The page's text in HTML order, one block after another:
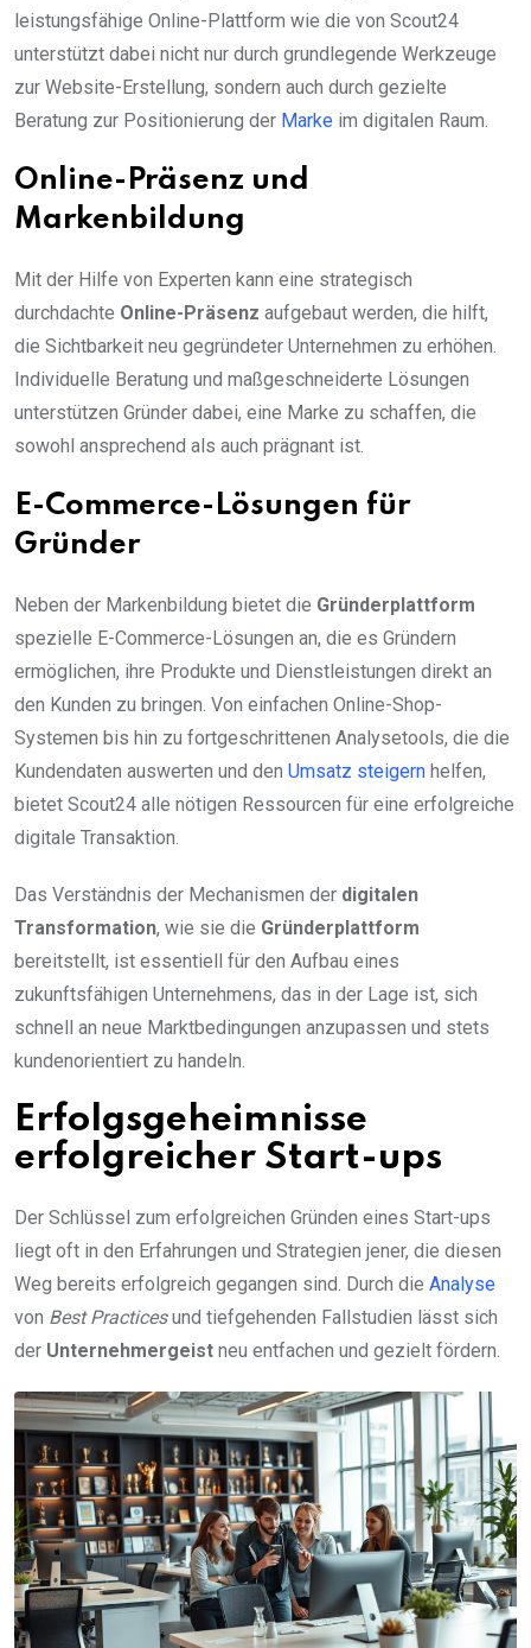
leistungsfähige Online-Plattform wie die von Scout24
unterstützt dabei nicht nur durch grundlegende Werkzeuge
zur Website-Erstellung, sondern auch durch gezielte
Beratung zur Positionierung der Marke im digitalen Raum.
Online-Präsenz und
Markenbildung
Mit der Hilfe von Experten kann eine strategisch
durchdachte Online-Präsenz aufgebaut werden, die hilft,
die Sichtbarkeit neu gegründeter Unternehmen zu erhöhen.
Individuelle Beratung und maßgeschneiderte Lösungen
unterstützen Gründer dabei, eine Marke zu schaffen, die
sowohl ansprechend als auch prägnant ist.
E-Commerce-Lösungen für
Gründer
Neben der Markenbildung bietet die Gründerplattform
spezielle E-Commerce-Lösungen an, die es Gründern
ermöglichen, ihre Produkte und Dienstleistungen direkt an
den Kunden zu bringen. Von einfachen Online-Shop-
Systemen bis hin zu fortgeschrittenen Analysetools, die die
Kundendaten auswerten und den Umsatz steigern helfen,
bietet Scout24 alle nötigen Ressourcen für eine erfolgreiche
digitale Transaktion.
Das Verständnis der Mechanismen der digitalen
Transformation, wie sie die Gründerplattform
bereitstellt, ist essentiell für den Aufbau eines
zukunftsfähigen Unternehmens, das in der Lage ist, sich
schnell an neue Marktbedingungen anzupassen und stets
kundenorientiert zu handeln.
Erfolgsgeheimnisse
erfolgreicher Start-ups
Der Schlüssel zum erfolgreichen Gründen eines Start-ups
liegt oft in den Erfahrungen und Strategien jener, die diesen
Weg bereits erfolgreich gegangen sind. Durch die Analyse
von Best Practicesund tiefgehenden Fallstudien lässt sich
der Unternehmergeist neu entfachen und gezielt fördern.